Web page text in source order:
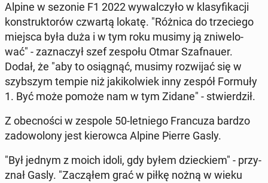
Alpine w sezonie F1 2022 wy­wal­czy­ło w kla­sy­fi­ka­cji
kon­struk­to­rów czwartą lokatę. "Różnica do trze­cie­go
miejsca była duża i w tym roku musimy ją zni­we­lo­
wać" - za­zna­czył szef zespołu Otmar Szaf­nau­er.
Dodał, że "aby to osią­gnąć, musimy roz­wi­jać się w
szyb­szym tempie niż ja­ki­kol­wiek inny zespół Formuły
1. Być może pomoże nam w tym Zidane" - stwier­dził.
Z obec­no­ści w zespole 50-let­nie­go Fran­cu­za bardzo
za­do­wo­lo­ny jest kie­row­ca Alpine Pierre Gasly.
"Był jednym z moich idoli, gdy byłem dziec­kiem" - przy­
znał Gasly. "Za­czą­łem grać w piłkę nożną w wieku